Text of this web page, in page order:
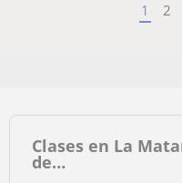
1 2
Clases en La
de…